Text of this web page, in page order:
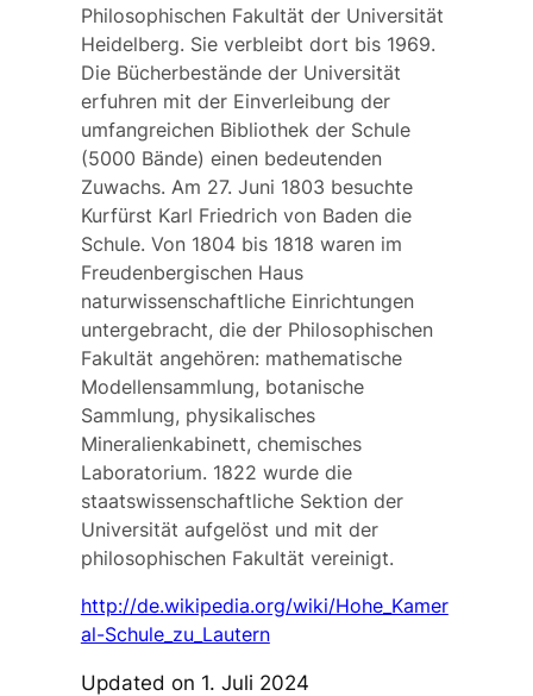
Philosophischen Fakultät der Universität
Heidelberg. Sie verbleibt dort bis 1969.
Die Bücherbestände der Universität
erfuhren mit der Einverleibung der
umfangreichen Bibliothek der Schule
(5000 Bände) einen bedeutenden
Zuwachs. Am 27. Juni 1803 besuchte
Kurfürst Karl Friedrich von Baden die
Schule. Von 1804 bis 1818 waren im
Freudenbergischen Haus
naturwissenschaftliche Einrichtungen
untergebracht, die der Philosophischen
Fakultät angehören: mathematische
Modellensammlung, botanische
Sammlung, physikalisches
Mineralienkabinett, chemisches
Laboratorium. 1822 wurde die
staatswissenschaftliche Sektion der
Universität aufgelöst und mit der
philosophischen Fakultät vereinigt.
http://de.wikipedia.org/wiki/Hohe_Kamer
al-Schule_zu_Lautern
Updated on 1. Juli 2024